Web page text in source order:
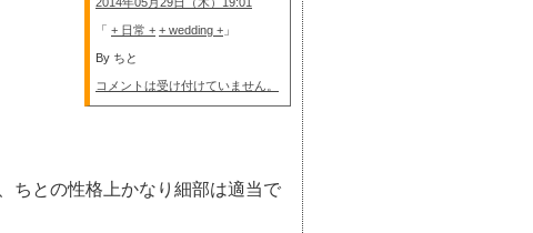
「 + 日常 + + wedding + 」
By ちと
コメントは受け付けていません。
ちとの性格上かなり細部は適当で